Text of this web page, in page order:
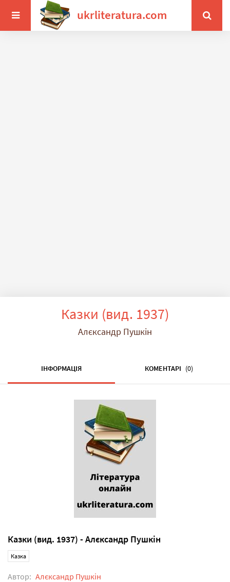
ukrliteratura.com
Казки (вид. 1937)
Алєксандр Пушкін
ІНФОРМАЦІЯ КОМЕНТАРІ (0)
Казки (вид. 1937) - Алєксандр Пушкін
Казка
Автор: Алєксандр Пушкін